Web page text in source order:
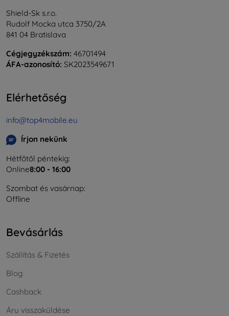
Shield-Sk s.r.o.
Rudolf Mocka utca 3750/2A
841 04 Bratislava
Cégjegyzékszám: 46701494
ÁFA-azonosító: SK2023549671
Elérhetőség
info@top4mobile.eu
Írjon nekünk
Hétfőtől péntekig:
Online8:00 - 16:00
Szombat és vasárnap:
Offline
Bevásárlás
Szállítás & Fizetés
Blog
Cashback
Áru visszaküldése